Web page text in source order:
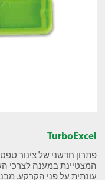
TurboExcel
פתרון חדשני של צינור
המצטיינת במענה לצרכי
עונתית על פני הקרקע.